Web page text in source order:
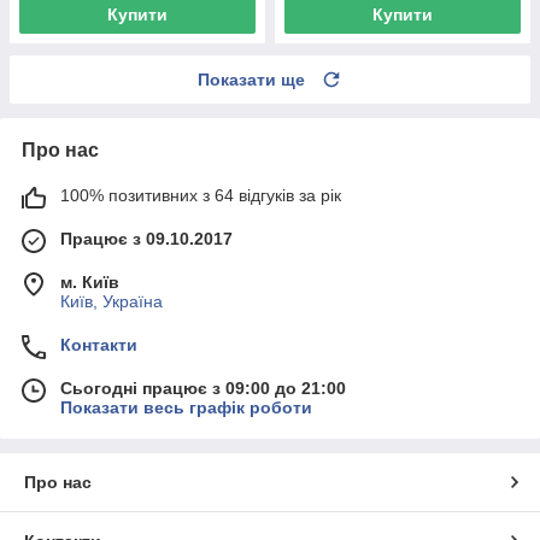
Купити Купити
Показати ще
Про нас
100% позитивних з 64 відгуків за рік
Працює з 09.10.2017
м. Київ
Київ, Україна
Контакти
Сьогодні працює з 09:00 до 21:00
Показати весь графік роботи
Про нас